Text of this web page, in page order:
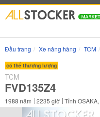
Đầu trang Xe nâng hàng TCM
có thể thương lượng
TCM
FVD135Z4
1988 năm 2235 giờ Tỉnh